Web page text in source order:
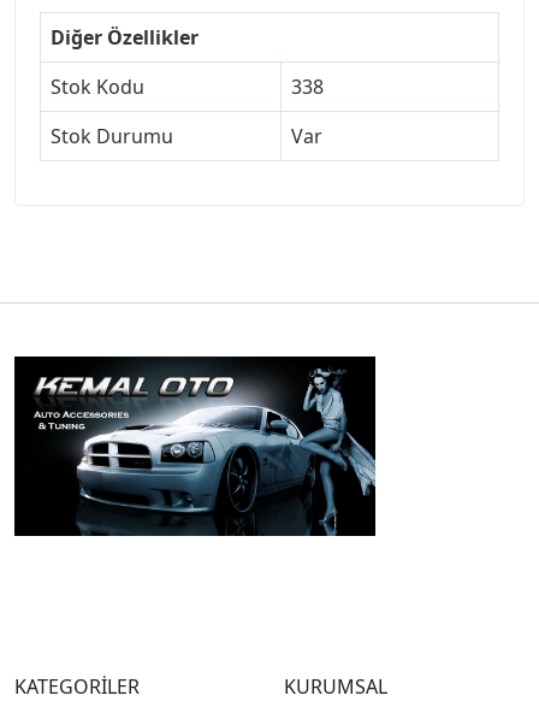
Diğer Özellikler
Stok Kodu
338
Stok Durumu
Var
KATEGORİLER KURUMSAL